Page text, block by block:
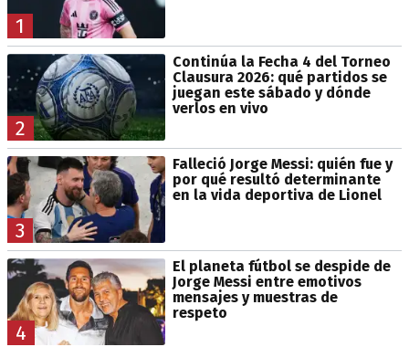
1
2
Continúa la Fecha 4 del Torneo
Clausura 2026: qué partidos se
juegan este sábado y dónde
verlos en vivo
3
Falleció Jorge Messi: quién fue y
por qué resultó determinante
en la vida deportiva de Lionel
4
El planeta fútbol se despide de
Jorge Messi entre emotivos
mensajes y muestras de
respeto